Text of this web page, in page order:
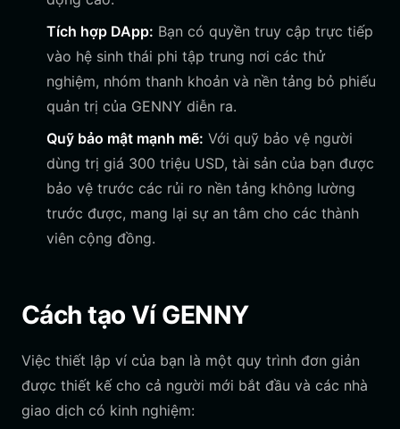
Tích hợp DApp: Bạn có quyền truy cập trực tiếp
vào hệ sinh thái phi tập trung nơi các thử
nghiệm, nhóm thanh khoản và nền tảng bỏ phiếu
quản trị của GENNY diễn ra.
Quỹ bảo mật mạnh mẽ: Với quỹ bảo vệ người
dùng trị giá 300 triệu USD, tài sản của bạn được
bảo vệ trước các rủi ro nền tảng không lường
trước được, mang lại sự an tâm cho các thành
viên cộng đồng.
Cách tạo Ví GENNY
Việc thiết lập ví của bạn là một quy trình đơn giản
được thiết kế cho cả người mới bắt đầu và các nhà
giao dịch có kinh nghiệm: